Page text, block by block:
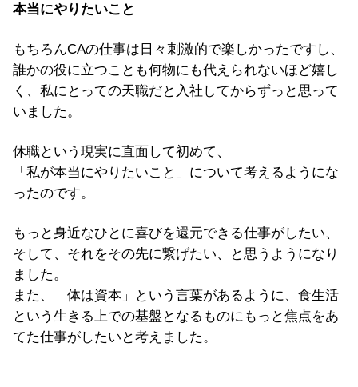
本当にやりたいこと
もちろんCAの仕事は日々刺激的で楽しかったですし、
誰かの役に立つことも何物にも代えられないほど嬉し
く、私にとっての天職だと入社してからずっと思って
いました。
休職という現実に直面して初めて、
「私が本当にやりたいこと」について考えるようにな
ったのです。
もっと身近なひとに喜びを還元できる仕事がしたい、
そして、 それをその先に繋げたい、と思うようになり
ました。
また、「体は資本」
という言葉があるように、食生活
という生きる上での基盤となるものにもっと焦点をあ
てた仕事がしたいと考えました。